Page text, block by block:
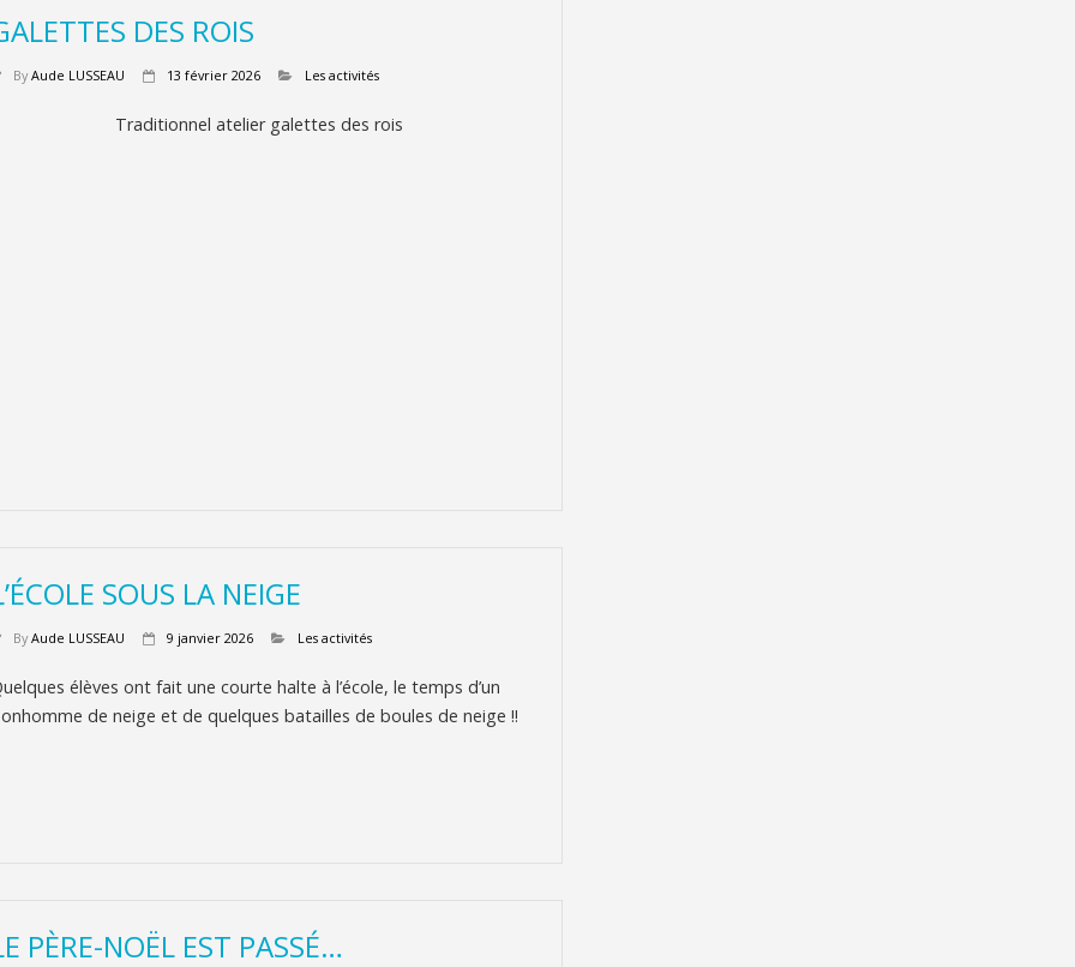
DES ROIS
ByAude LUSSEAU 13 février 2026 Les activités
atelier galettes des rois
SOUS LA NEIGE
ByAude LUSSEAU 9 janvier 2026 Les activités
élèves ont fait une courte halte à l’école, le temps d’un
de neige et de quelques batailles de boules de neige !!
PÈRE-NOËL EST PASSÉ…